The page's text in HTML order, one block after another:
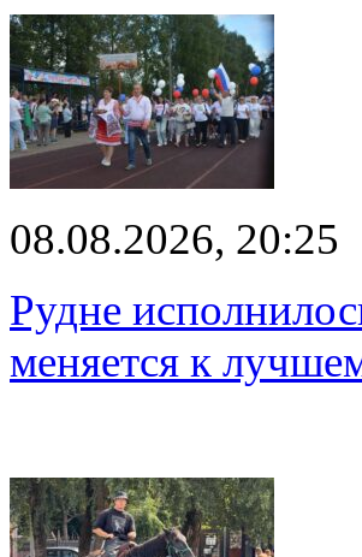
08.08.2026, 20:25
Рудне
меняется к